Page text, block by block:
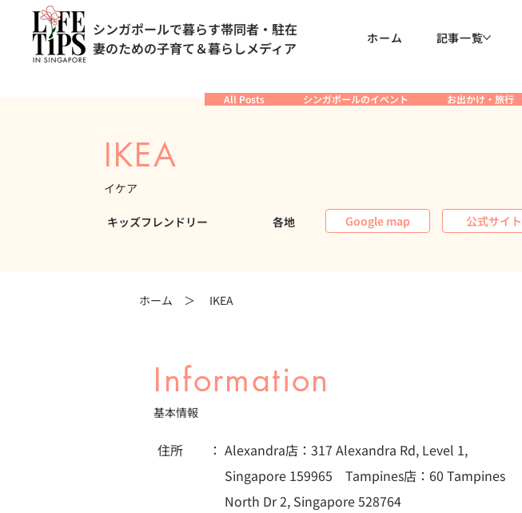
シンガポールで暮らす帯同者・駐在
妻のための子育て＆暮らしメディア
ホーム 記事一覧
All Posts シンガポールのイベント お出かけ・旅行
IKEA
イケア
キッズフレンドリー 各地 Google map 公式サイト
ホーム ＞ IKEA
Information
基本情報
住所 ： Alexandra店：317 Alexandra Rd, Level 1,
Singapore 159965 Tampines店：60 Tampines
North Dr 2, Singapore 528764